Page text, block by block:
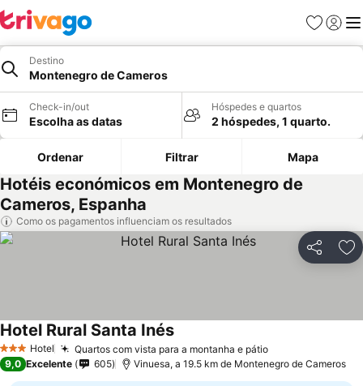
Favoritos
Iniciar
Destino
Montenegro de Cameros
Check-in/out
Escolha as datas
Hóspedes e quartos
2 hóspedes, 1 quarto.
Ordenar Filtrar Mapa
Hotéis económicos em Montenegro de
Cameros, Espanha
Como os pagamentos influenciam os resultados
Partilhar
3 EstrelasHotel Quartos com vista para a montanha e pátioVer preços
Hotel Rural Santa InésVer preços
9,0 Excelente 605 Vinuesa, a 19.5 km de Montenegro de Cameros